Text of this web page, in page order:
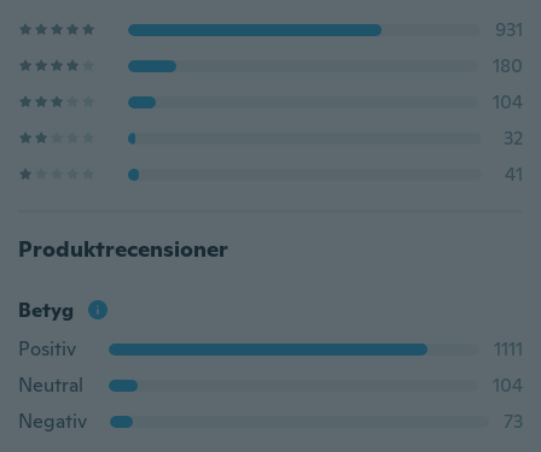
931
180
104
32
41
Produktrecensioner
Betyg
Positiv
1111
Neutral
104
Negativ
73